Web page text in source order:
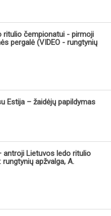
ritulio čempionatui - pirmoji
pergalė (VIDEO - rungtynių
Estija – žaidėjų papildymas
antroji Lietuvos ledo ritulio
apžvalga, A.